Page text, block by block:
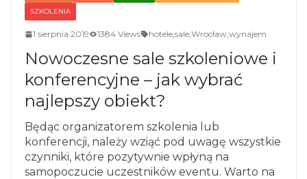
SZKOLENIA
1 sierpnia 2019 1384 Views hotele sale Wrocław wynajem
Nowoczesne sale szkoleniowe i
konferencyjne – jak wybrać
najlepszy obiekt?
Będąc organizatorem szkolenia lub
konferencji, należy wziąć pod uwagę wszystkie
czynniki, które pozytywnie wpłyną na
samopoczucie uczestników eventu. Warto na